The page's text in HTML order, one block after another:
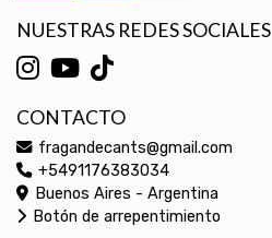
NUESTRAS REDES SOCIALES
CONTACTO
fragandecants@gmail.com
+5491176383034
Buenos Aires - Argentina
Botón de arrepentimiento